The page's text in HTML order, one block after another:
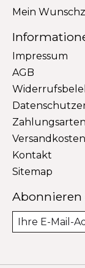
Mein
Impressum
AGB
Zahlungsarten
Kontakt
Sitemap
Abonnieren